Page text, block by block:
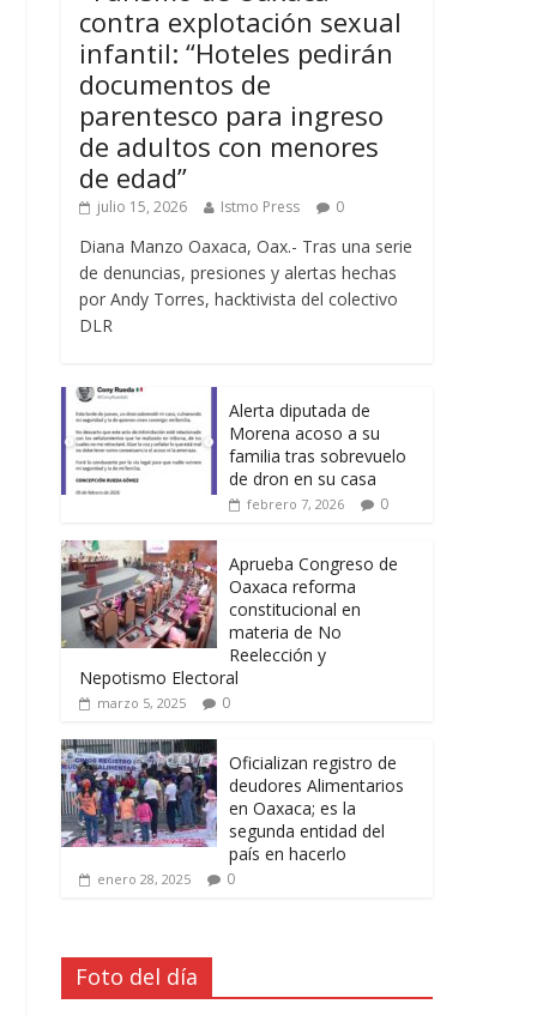
contra explotación sexual
infantil: “Hoteles pedirán
documentos de
parentesco para ingreso
de adultos con menores
de edad”
julio 15, 2026 Istmo Press 0
Diana Manzo Oaxaca, Oax.- Tras una serie
de denuncias, presiones y alertas hechas
por Andy Torres, hacktivista del colectivo
DLR
Alerta diputada de
Morena acoso a su
familia tras sobrevuelo
de dron en su casa
febrero 7, 2026 0
Aprueba Congreso de
Oaxaca reforma
constitucional en
materia de No
Reelección y
Nepotismo Electoral
marzo 5, 2025 0
Oficializan registro de
deudores Alimentarios
en Oaxaca; es la
segunda entidad del
país en hacerlo
enero 28, 2025 0
Foto del día